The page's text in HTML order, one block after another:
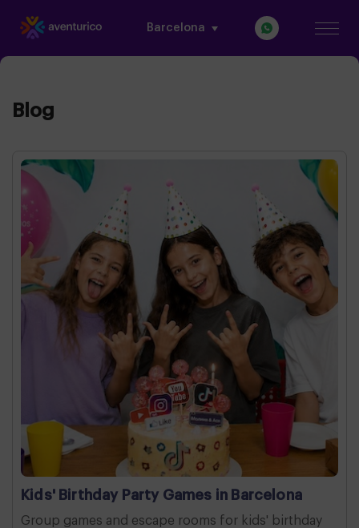
Barcelona
Blog
Kids' Birthday Party Games in Barcelona
Group games and escape rooms for kids' birthday